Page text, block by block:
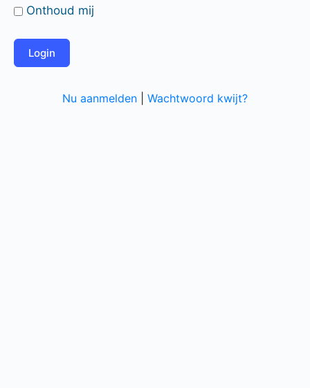
Onthoud mij
Nu aanmelden Wachtwoord kwijt?